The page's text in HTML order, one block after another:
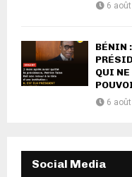
6
BÉNIN
QUI
6
Social Media